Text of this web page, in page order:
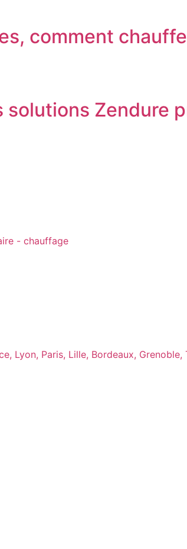
comment
Zendure
Lyon, Paris, Lille, Bordeaux,